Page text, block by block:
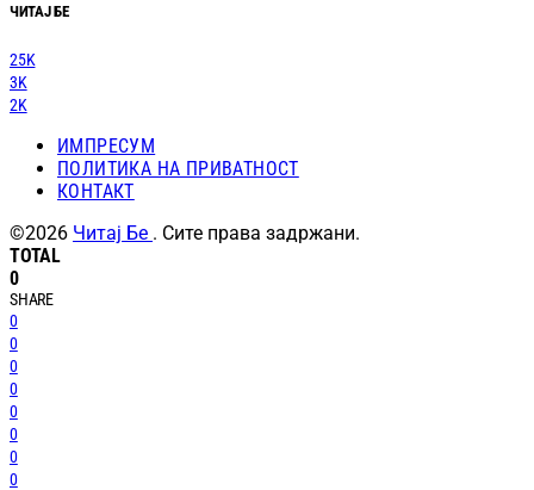
ЧИТАЈ БЕ
25K
3K
2K
ИМПРЕСУМ
ПОЛИТИКА НА ПРИВАТНОСТ
КОНТАКТ
©2026 Читај Бе . Сите права задржани.
TOTAL
0
SHARE
0
0
0
0
0
0
0
0